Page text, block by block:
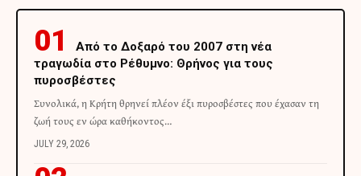
Από το Δοξαρό του 2007 στη νέα
τραγωδία στο Ρέθυμνο: Θρήνος για τους
πυροσβέστες
Συνολικά, η Κρήτη θρηνεί πλέον έξι πυροσβέστες που έχασαν τη
ζωή τους εν ώρα καθήκοντος…
JULY 29, 2026